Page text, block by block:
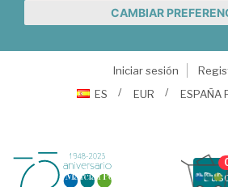
CAMBIAR
Iniciar sesión
ES
EUR ESPAÑA